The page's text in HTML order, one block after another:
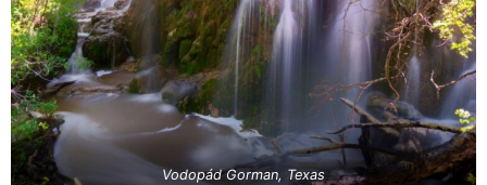
Vodopád Gorman, Texas